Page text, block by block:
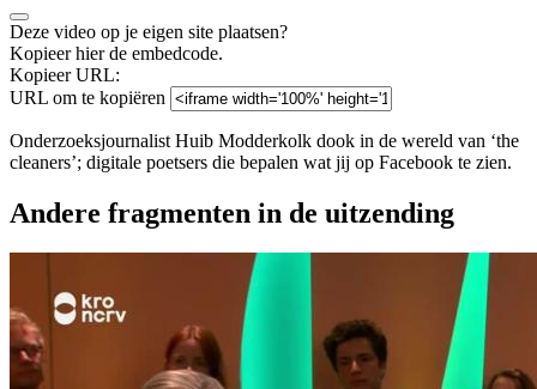
Deze video op je eigen site plaatsen?
Kopieer hier de embedcode.
Kopieer URL:
URL om te kopiëren
Onderzoeksjournalist Huib Modderkolk dook in de wereld van ‘the
cleaners’; digitale poetsers die bepalen wat jij op Facebook te zien.
Andere fragmenten in de uitzending